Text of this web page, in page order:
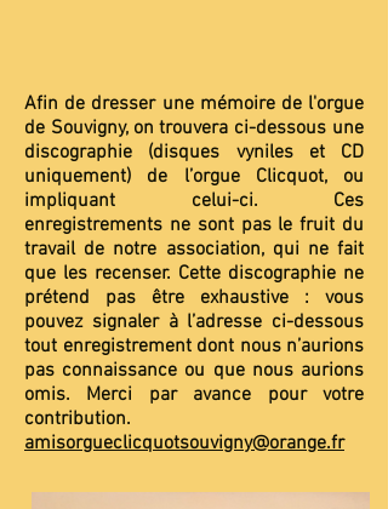
Afin de dresser une mémoire de l'orgue
de Souvigny, on trouvera ci-dessous une
discographie (disques vyniles et CD
uniquement) de l’orgue Clicquot, ou
impliquant celui-ci. Ces
enregistrements ne sont pas le fruit du
travail de notre association, qui ne fait
que les recenser. Cette discographie ne
prétend pas être exhaustive : vous
pouvez signaler à l’adresse ci-dessous
tout enregistrement dont nous n’aurions
pas connaissance ou que nous aurions
omis. Merci par avance pour votre
contribution.
amisorgueclicquotsouvigny@orange.fr